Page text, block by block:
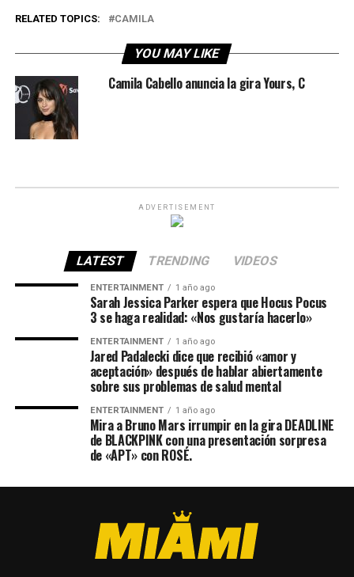
RELATED TOPICS: CAMILA
YOU MAY LIKE
Camila Cabello anuncia la gira Yours, C
ADVERTISEMENT
LATEST TRENDING VIDEOS
ENTERTAINMENT 1 año ago
Sarah Jessica Parker espera que Hocus Pocus
3 se haga realidad: «Nos gustaría hacerlo»
ENTERTAINMENT 1 año ago
Jared Padalecki dice que recibió «amor y
aceptación» después de hablar abiertamente
sobre sus problemas de salud mental
ENTERTAINMENT 1 año ago
Mira a Bruno Mars irrumpir en la gira DEADLINE
de BLACKPINK con una presentación sorpresa
de «APT» con ROSÉ.